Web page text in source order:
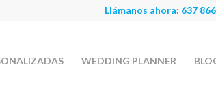
Llámanos ahora: 637
WEDDING PLANNER